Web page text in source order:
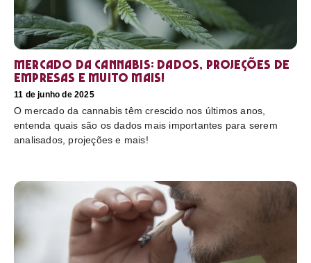
Mercado da cannabis: Dados, projeções de
empresas e muito mais!
11 de junho de 2025
O mercado da cannabis têm crescido nos últimos anos,
entenda quais são os dados mais importantes para serem
analisados, projeções e mais!